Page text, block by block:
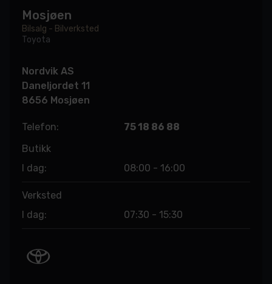
Mosjøen
Bilsalg - Bilverksted
Toyota
Nordvik AS
Daneljordet 11
8656 Mosjøen
Telefon:
75 18 86 88
Butikk
I dag:
08:00 - 16:00
Verksted
I dag:
07:30 - 15:30